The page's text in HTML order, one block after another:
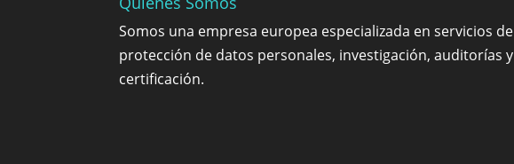
Somos una empresa europea especializada en servicios de
protección de datos personales, investigación, auditorías y
certificación.